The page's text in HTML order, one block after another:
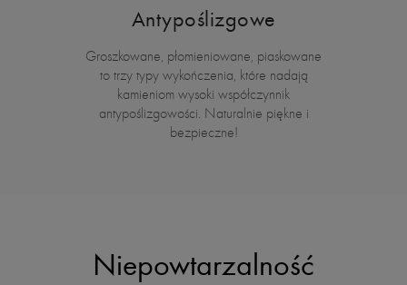
Antypoślizgowe
Groszkowane, płomieniowane, piaskowane
to trzy typy wykończenia, które nadają
kamieniom wysoki współczynnik
antypoślizgowości. Naturalnie piękne i
bezpieczne!
Niepowtarzalność